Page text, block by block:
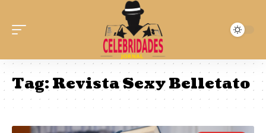
Tag:Revista Sexy Belletato